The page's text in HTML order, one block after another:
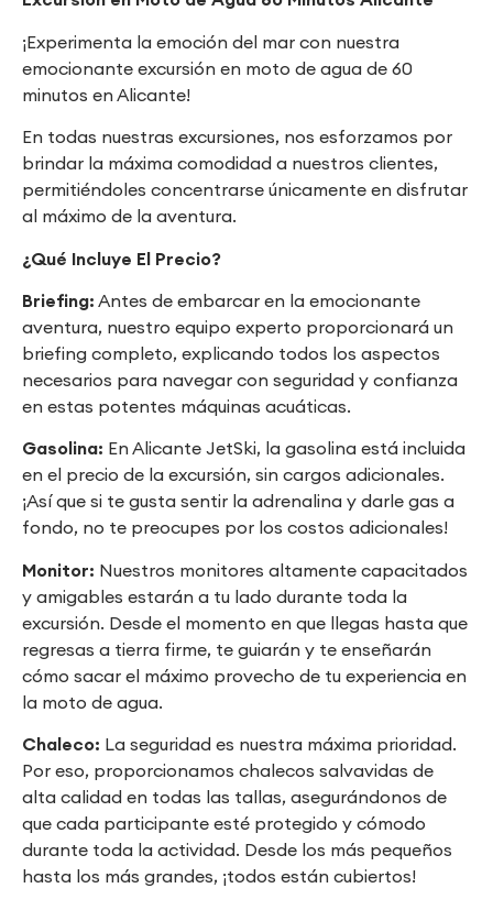
¡Experimenta la emoción del mar con nuestra
emocionante excursión en moto de agua de 60
minutos en Alicante!
En todas nuestras excursiones, nos esforzamos por
brindar la máxima comodidad a nuestros clientes,
permitiéndoles concentrarse únicamente en disfrutar
al máximo de la aventura.
¿Qué Incluye El Precio?
Briefing: Antes de embarcar en la emocionante
aventura, nuestro equipo experto proporcionará un
briefing completo, explicando todos los aspectos
necesarios para navegar con seguridad y confianza
en estas potentes máquinas acuáticas.
Gasolina: En Alicante JetSki, la gasolina está incluida
en el precio de la excursión, sin cargos adicionales.
¡Así que si te gusta sentir la adrenalina y darle gas a
fondo, no te preocupes por los costos adicionales!
Monitor: Nuestros monitores altamente capacitados
y amigables estarán a tu lado durante toda la
excursión. Desde el momento en que llegas hasta que
regresas a tierra firme, te guiarán y te enseñarán
cómo sacar el máximo provecho de tu experiencia en
la moto de agua.
Chaleco: La seguridad es nuestra máxima prioridad.
Por eso, proporcionamos chalecos salvavidas de
alta calidad en todas las tallas, asegurándonos de
que cada participante esté protegido y cómodo
durante toda la actividad. Desde los más pequeños
hasta los más grandes, ¡todos están cubiertos!